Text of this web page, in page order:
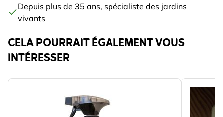
Depuis plus de 35 ans, spécialiste des jardins
vivants
CELA POURRAIT ÉGALEMENT VOUS
INTÉRESSER